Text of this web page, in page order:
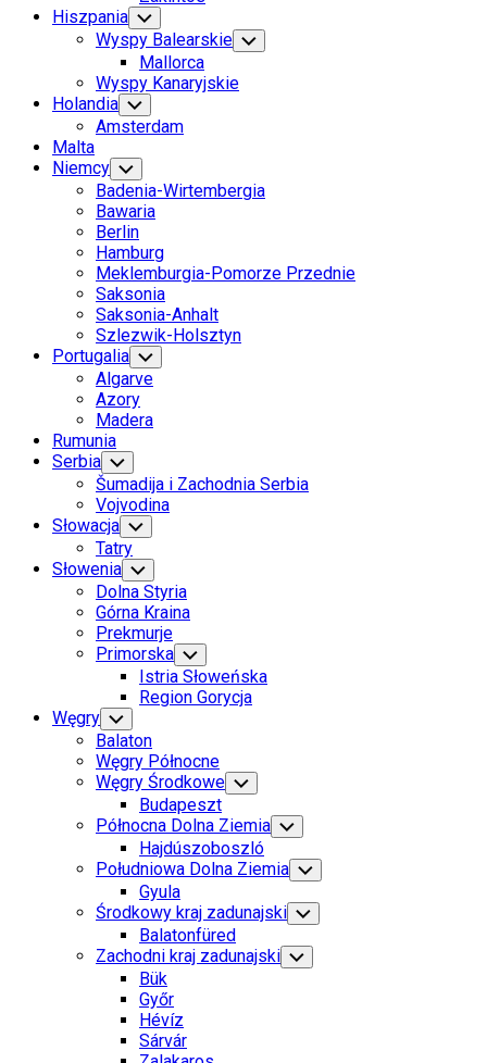
Hiszpania Toggle
Child
Menu
Wyspy Balearskie Toggle
Child
Mallorca
Wyspy Kanaryjskie
Holandia Toggle
Child
Menu
Amsterdam
Malta
Niemcy Toggle
Child
Menu
Badenia-Wirtembergia
Bawaria
Berlin
Hamburg
Meklemburgia-Pomorze Przednie
Saksonia
Saksonia-Anhalt
Szlezwik-Holsztyn
Portugalia Toggle
Child
Menu
Algarve
Azory
Madera
Rumunia
Serbia Toggle
Child
Menu
Šumadija i Zachodnia Serbia
Vojvodina
Słowacja Toggle
Child
Menu
Tatry
Słowenia Toggle
Child
Menu
Dolna Styria
Górna Kraina
Prekmurje
Primorska Toggle
Child
Menu
Istria Słoweńska
Region Gorycja
Węgry Toggle
Child
Menu
Balaton
Węgry Północne
Węgry Środkowe Toggle
Child
Menu
Budapeszt
Północna Dolna Ziemia Toggle
Child
Menu
Hajdúszoboszló
Południowa Dolna Ziemia Toggle
Child
Menu
Gyula
Środkowy kraj zadunajski Toggle
Child
Menu
Balatonfüred
Zachodni kraj zadunajski Toggle
Child
Bük
Győr
Hévíz
Sárvár